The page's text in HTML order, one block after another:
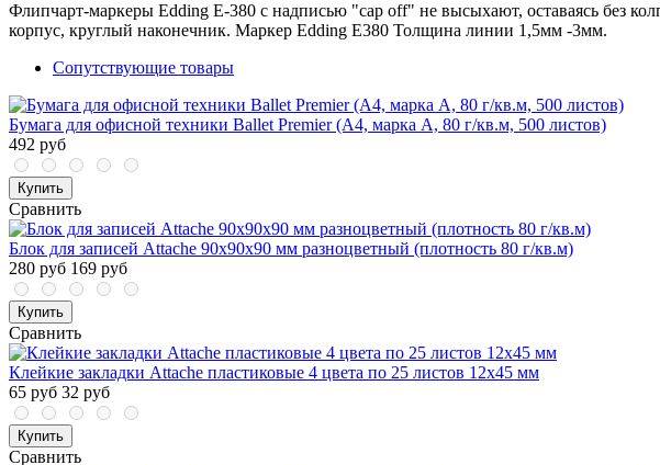
Флипчарт-маркеры Edding Е-380 с надписью "cap off" не высыхают, оставаясь без
корпус, круглый наконечник. Маркер Edding Е380 Толщина линии 1,5мм -3мм.
Сопутствующие товары
Бумага для офисной техники Ballet Premier (А4, марка A, 80 г/кв.м, 500 листов)
492 руб
Купить
Сравнить
Блок для записей Attache 90x90x90 мм разноцветный (плотность 80 г/кв.м)
280 руб 169 руб
Купить
Сравнить
Клейкие закладки Attache пластиковые 4 цвета по 25 листов 12х45 мм
65 руб 32 руб
Купить
Сравнить